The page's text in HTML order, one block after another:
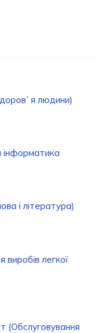
людини)
інформатика
і література)
виробів легкої
(Обслуговування